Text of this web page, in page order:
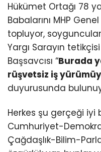
Hükümet Ortağı 78
Babalarını MHP
topluyor,
Yargı Sarayın
Başsavcısı “Burada
rüşvetsiz iş
duyurusunda
Herkes şu gerçeği iyi
Cumhuriyet-
Çağdaşlık-Bilim-